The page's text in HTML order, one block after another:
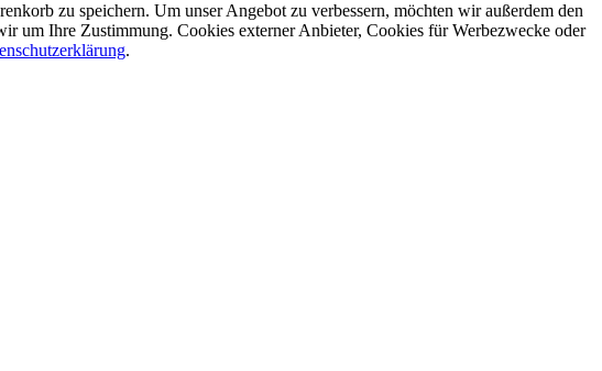
zu speichern. Um unser Angebot zu verbessern, möchten wir außerdem den
um Ihre Zustimmung. Cookies externer Anbieter, Cookies für Werbezwecke oder
.